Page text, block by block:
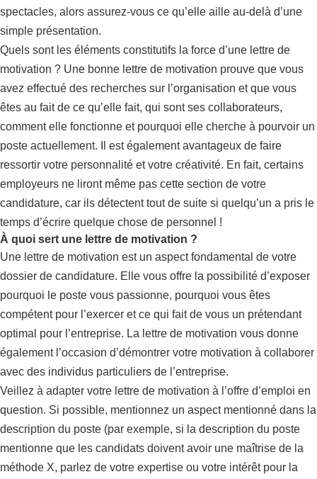
spectacles, alors assurez-vous ce qu’elle aille au-delà d’une
simple présentation.
Quels sont les éléments constitutifs la force d’une lettre de
motivation ? Une bonne lettre de motivation prouve que vous
avez effectué des recherches sur l’organisation et que vous
êtes au fait de ce qu’elle fait, qui sont ses collaborateurs,
comment elle fonctionne et pourquoi elle cherche à pourvoir un
poste actuellement. Il est également avantageux de faire
ressortir votre personnalité et votre créativité. En fait, certains
employeurs ne liront même pas cette section de votre
candidature, car ils détectent tout de suite si quelqu’un a pris le
temps d’écrire quelque chose de personnel !
À quoi sert une lettre de motivation ?
Une lettre de motivation est un aspect fondamental de votre
dossier de candidature. Elle vous offre la possibilité d’exposer
pourquoi le poste vous passionne, pourquoi vous êtes
compétent pour l’exercer et ce qui fait de vous un prétendant
optimal pour l’entreprise. La lettre de motivation vous donne
également l’occasion d’démontrer votre motivation à collaborer
avec des individus particuliers de l’entreprise.
Veillez à adapter votre lettre de motivation à l’offre d’emploi en
question. Si possible, mentionnez un aspect mentionné dans la
description du poste (par exemple, si la description du poste
mentionne que les candidats doivent avoir une maîtrise de la
méthode X, parlez de votre expertise ou votre intérêt pour la